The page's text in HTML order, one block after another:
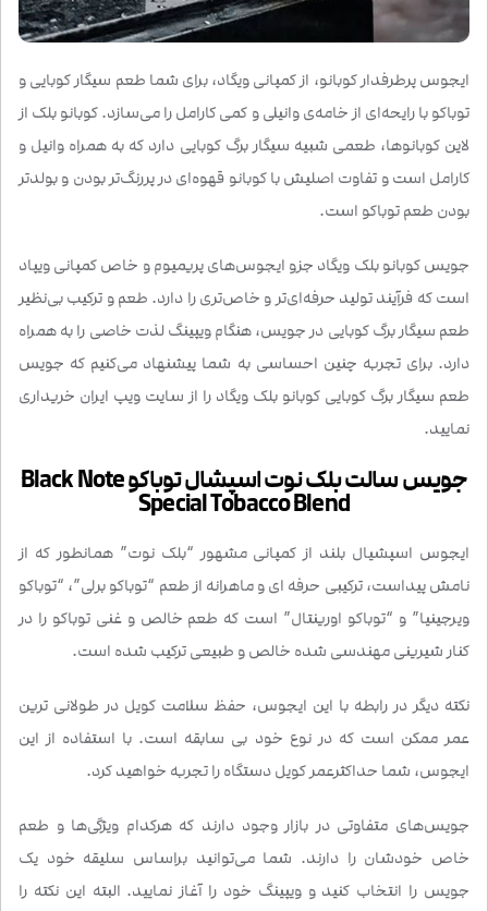
ایجوس پرطرفدار کوبانو، از کمپانی ویگاد، برای شما طعم سیگار کوبایی و
توباکو با رایحه‌ای از خامه‌ی وانیلی و کمی کارامل را می‌سازد. کوبانو بلک از
لاین کوبانو‌ها، طعمی شبیه سیگار برگ کوبایی دارد که به همراه وانیل و
کارامل است و تفاوت اصلیش با کوبانو قهوه‌ای در پررنگ‌تر بودن و بولدتر
بودن طعم توباکو است.
جویس کوبانو بلک ویگاد جزو ایجوس‌های پریمیوم و خاص کمپانی ویپاد
است که فرآیند تولید حرفه‌ای‌تر و خاص‌تری را دارد. طعم و ترکیب بی‌نظیر
طعم سیگار برگ کوبایی در جویس، هنگام ویپینگ لذت خاصی را به همراه
دارد. برای تجربه چنین احساسی به شما پیشنهاد می‌کنیم که جویس
طعم سیگار برگ کوبایی کوبانو بلک ویگاد را از سایت ویپ ایران خریداری
نمایید.
جویس سالت بلک نوت اسپشال توباکو Black Note
Special Tobacco Blend
ایجوس اسپشیال بلند از کمپانی مشهور “بلک نوت” همانطور که از
نامش پیداست، ترکیبی حرفه ای و ماهرانه از طعم “توباکو برلی”، “توباکو
ویرجینیا” و “توباکو اورینتال” است که طعم خالص و غنی توباکو را در
کنار شیرینی مهندسی شده خالص و طبیعی ترکیب شده است.
نکته دیگر در رابطه با این ایجوس، حفظ سلامت کویل در طولانی ترین
عمر ممکن است که در نوع خود بی سابقه است. با استفاده از این
ایجوس، شما حداکثرعمر کویل دستگاه را تجربه خواهید کرد.
جویس‌های متفاوتی در بازار وجود دارند که هرکدام ویژگی‌ها و طعم
خاص خودشان را دارند. شما می‌توانید براساس سلیقه خود یک
جویس را انتخاب کنید و ویپینگ خود را آغاز نمایید. البته این نکته را